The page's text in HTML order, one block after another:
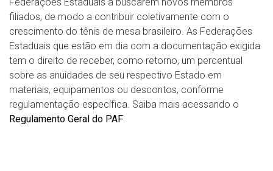
filiados, de modo a contribuir coletivamente com o
crescimento do tênis de mesa brasileiro. As Federações
Estaduais que estão em dia com a documentação exigida
tem o direito de receber, como retorno, um percentual
sobre as anuidades de seu respectivo Estado em
materiais, equipamentos ou descontos, conforme
regulamentação específica. Saiba mais acessando o
Regulamento Geral do PAF.